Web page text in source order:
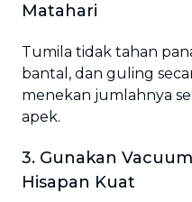
Matahari
Tumila tidak tahan
bantal, dan guling
menekan jumlahnya
apek.
3. Gunakan
Hisapan Kuat